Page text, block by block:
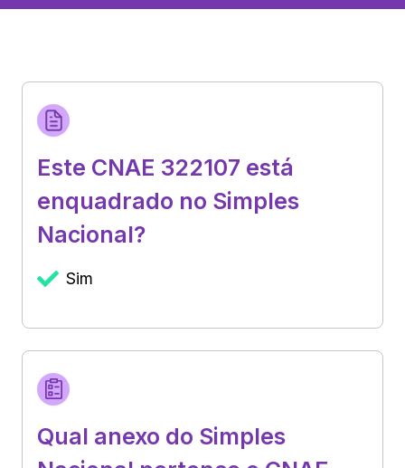
Este CNAE 322107 está
enquadrado no Simples
Nacional?
Sim
Qual anexo do Simples